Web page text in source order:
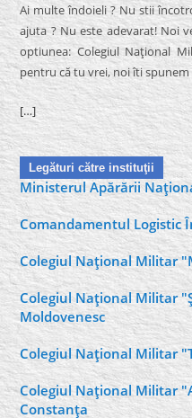
Ai multe îndoieli ? Nu stii
ajuta ? Nu este adevarat! Noi
optiunea: Colegiul Naţional
pentru că tu vrei, noi îti spunem
[…]
Legături către instituţii
Ministerul Apărării
Comandamentul Logistic
Colegiul Naţional Militar
Colegiul Naţional Militar
Moldovenesc
Colegiul Naţional Militar
Colegiul Naţional Militar
Constanţa